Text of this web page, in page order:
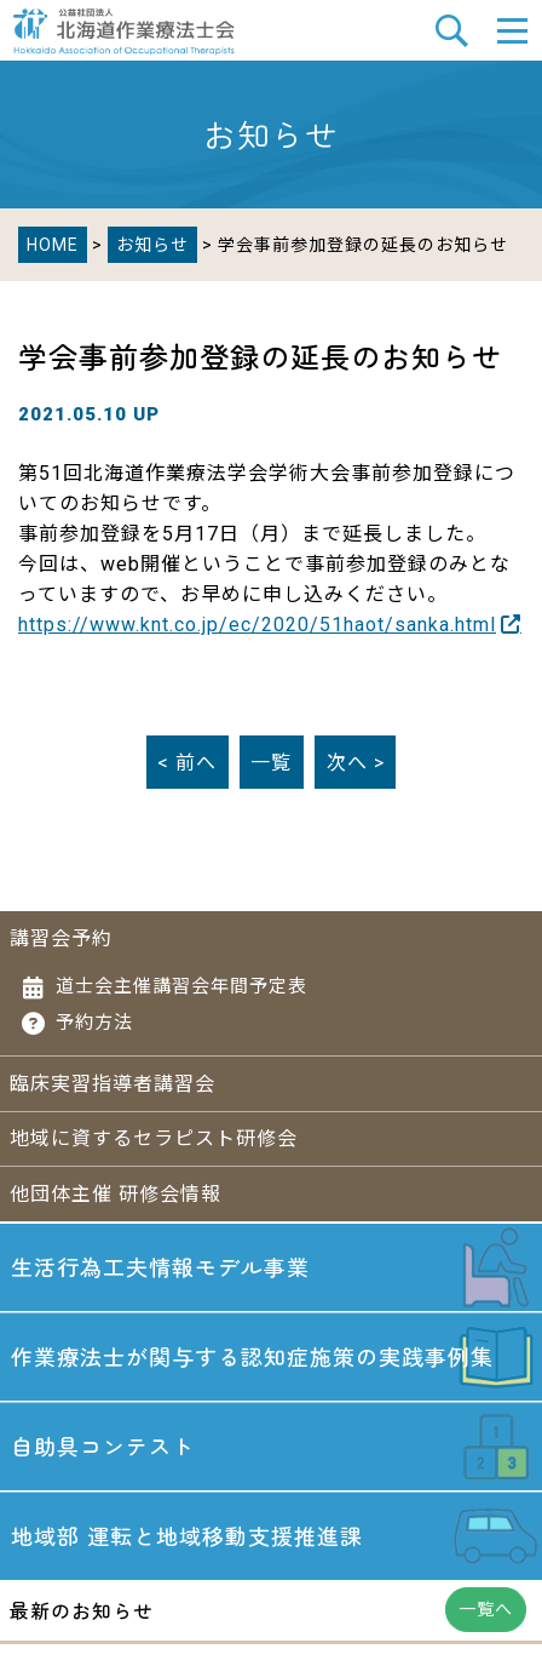
お知らせ
HOME > お知らせ > 学会事前参加登録の延長のお知らせ
学会事前参加登録の延長のお知らせ
2021.05.10 UP
第51回北海道作業療法学会学術大会事前参加登録につ
いてのお知らせです。
事前参加登録を5月17日（月）まで延長しました。
今回は、web開催ということで事前参加登録のみとな
っていますので、お早めに申し込みください。
https://www.knt.co.jp/ec/2020/51haot/sanka.html
< 前へ 一覧 次へ >
講習会予約
道士会主催講習会年間予定表
予約方法
臨床実習指導者講習会
地域に資するセラピスト研修会
他団体主催 研修会情報
生活行為工夫情報モデル事業
作業療法士が関与する認知症施策の実践事例集
自助具コンテスト
地域部 運転と地域移動支援推進課
最新のお知らせ 一覧へ